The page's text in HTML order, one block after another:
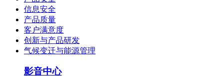
信息安全
产品质量
客户满意度
创新与产品研发
气候变迁与能源管理
影音中心